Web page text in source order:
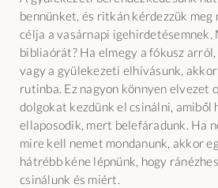
bennünket, és ritkán kérdezzük meg
célja a vasárnapi igehirdetésemnek.
bibliaórát? Ha elmegy a fókusz arról,
vagy a gyülekezeti elhívásunk,
rutinba. Ez nagyon könnyen elvezet
dolgokat kezdünk el csinálni, amiből
ellaposodik, mert belefáradunk. Ha
mire kell nemet mondanunk, akkor
hátrébb kéne lépnünk, hogy
csinálunk és miért.